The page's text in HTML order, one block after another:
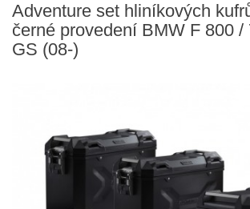
Adventure set hliníkových
černé provedení BMW F 800 /
GS (08-)